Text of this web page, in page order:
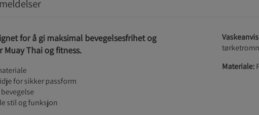
for å gi maksimal bevegelsesfrihet og
Thai og fitness.
for sikker passform
stil og funksjon
Materiale: